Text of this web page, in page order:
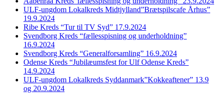
ULF-ungdom Lokalkreds Midtjylland”Brætspilscafe Århus”
19.9.2024
Ribe Kreds “Tur til TV Syd” 17.9.2024
Svendborg Kreds “fællesspisning og underholdning”
16.9.2024
Svendborg Kreds “Generalforsamling” 16.9.2024
Odense Kreds “Jubilæumsfest for Ulf Odense Kreds”
14.9.2024
ULF-ungdom Lokalkreds Syddanmark”Kokkeaftener” 13.9
og 20.9.2024